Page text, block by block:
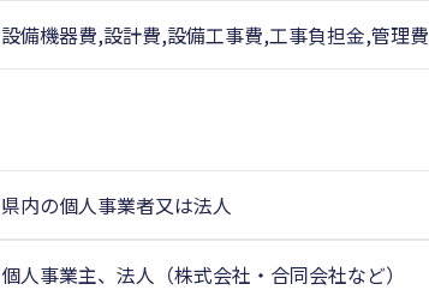
設備機器費,設計費,設備工事費,工事負担金,管理費
県内の個人事業者又は法人
個人事業主、法人（株式会社・合同会社など）